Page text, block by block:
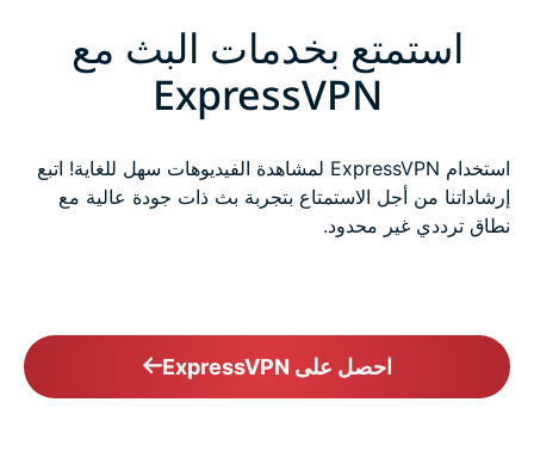
استمتع بخدمات البث مع
ExpressVPN
استخدام ExpressVPN لمشاهدة الفيديوهات سهل للغاية! اتبع
إرشاداتنا من أجل الاستمتاع بتجربة بث ذات جودة عالية مع
نطاق ترددي غير محدود.
احصل على ExpressVPN